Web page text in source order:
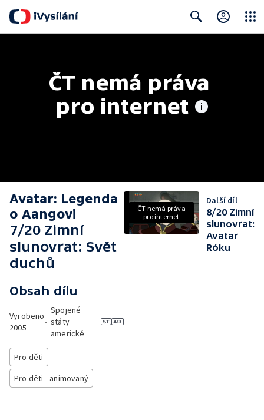
ČT nemá práva
pro internet
Avatar: Legenda
o Aangovi
7/20 Zimní
slunovrat: Svět
duchů
Obsah dílu
Vyrobeno
2005
•
Spojené
státy
americké
Pro děti
Pro děti - animovaný
ČT nemá práva
pro internet
Další díl
8/20 Zimní
slunovrat:
Avatar
Róku